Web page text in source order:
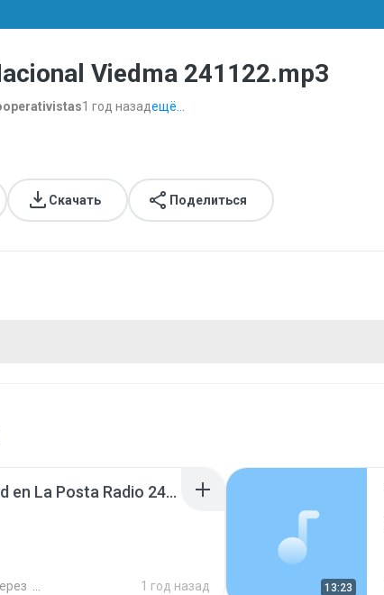
Viedma 241122.mp3
1 год назадещё...
Скачать Поделиться
Guillermo Grosvald en La Posta Radio 240828.mp3
1 год назад 13:23